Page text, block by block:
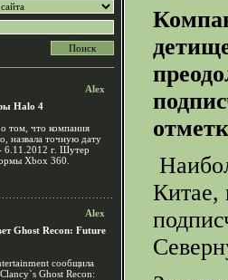
Alex
Halo 4
том, что компания
назвала точную дату
6.11.2012 г. Шутер
Xbox 360.
Alex
Ghost Recon: Future
сообщила
Ghost Recon:
Китае,